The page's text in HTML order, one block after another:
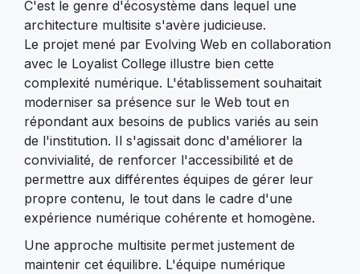
C'est le genre d'écosystème dans lequel une
architecture multisite s'avère judicieuse.
Le projet mené par Evolving Web en collaboration
avec le Loyalist College illustre bien cette
complexité numérique. L'établissement souhaitait
moderniser sa présence sur le Web tout en
répondant aux besoins de publics variés au sein
de l'institution. Il s'agissait donc d'améliorer la
convivialité, de renforcer l'accessibilité et de
permettre aux différentes équipes de gérer leur
propre contenu, le tout dans le cadre d'une
expérience numérique cohérente et homogène.
Une approche multisite permet justement de
maintenir cet équilibre. L'équipe numérique